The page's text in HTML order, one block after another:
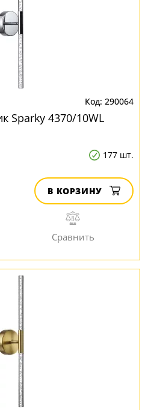
290064
Sparky 4370/10WL
177 шт.
В КОРЗИНУ